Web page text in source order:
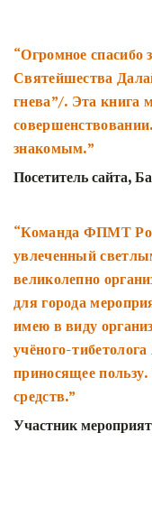
“Огромное спасибо
Святейшества
гнева”/. Эта книга
знакомым.”
Посетитель сайта,
“Команда ФПМТ
увлеченный
великолепно
для города
имею в виду
учёного-
приносящее
средств.”
Участник